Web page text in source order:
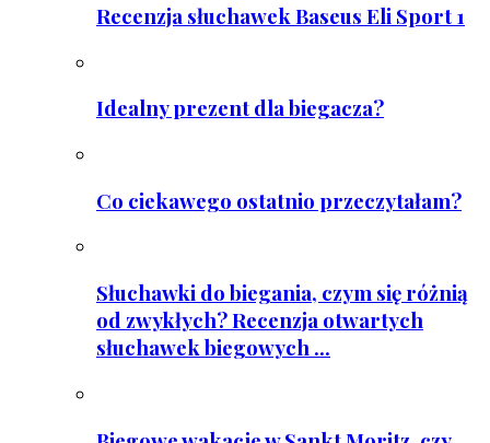
Recenzja słuchawek Baseus Eli Sport 1
Idealny prezent dla biegacza?
Co ciekawego ostatnio przeczytałam?
Słuchawki do biegania, czym się różnią
od zwykłych? Recenzja otwartych
słuchawek biegowych ...